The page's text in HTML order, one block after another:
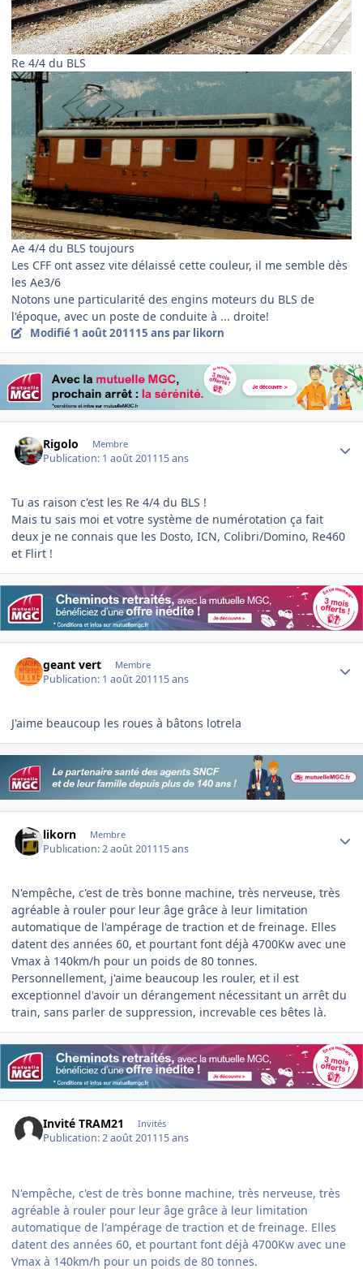
Re 4/4 du BLS
Ae 4/4 du BLS toujours
Les CFF ont assez vite délaissé cette couleur, il me semble dès
les Ae3/6
Notons une particularité des engins moteurs du BLS de
l'époque, avec un poste de conduite à ... droite!
Modifié 1 août 201115 ans par likorn
Rigolo Membre
Publication: 1 août 201115 ans
Tu as raison c'est les Re 4/4 du BLS !
Mais tu sais moi et votre système de numérotation ça fait
deux je ne connais que les Dosto, ICN, Colibri/Domino, Re460
et Flirt !
geant vert Membre
Publication: 1 août 201115 ans
J'aime beaucoup les roues à bâtons lotrela
likorn Membre
Publication:2 août 201115 ans
N'empêche, c'est de très bonne machine, très nerveuse, très
agréable à rouler pour leur âge grâce à leur limitation
automatique de l'ampérage de traction et de freinage. Elles
datent des années 60, et pourtant font déjà 4700Kw avec une
Vmax à 140km/h pour un poids de 80 tonnes.
Personnellement, j'aime beaucoup les rouler, et il est
exceptionnel d'avoir un dérangement nécessitant un arrêt du
train, sans parler de suppression, increvable ces bêtes là.
Invité TRAM21 Invités
Publication:2 août 201115 ans
N'empêche, c'est de très bonne machine, très nerveuse, très
agréable à rouler pour leur âge grâce à leur limitation
automatique de l'ampérage de traction et de freinage. Elles
datent des années 60, et pourtant font déjà 4700Kw avec une
Vmax à 140km/h pour un poids de 80 tonnes.